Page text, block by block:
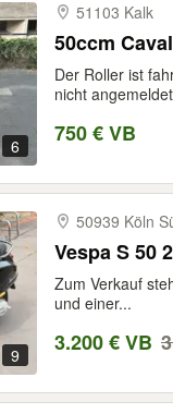
6
51103 Kalk
50ccm
Der Roller ist
nicht
750 € VB
9
50939 Köln
Vespa S 50
Zum Verkauf
und einer...
3.200 € VB